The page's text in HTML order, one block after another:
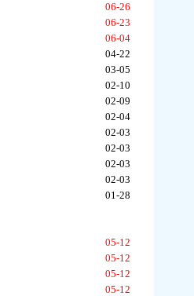
06-26
06-23
06-04
04-22
03-05
02-10
02-09
02-04
02-03
02-03
02-03
02-03
01-28
05-12
05-12
05-12
05-12